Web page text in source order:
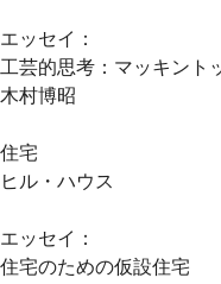
エッセイ：
工芸的思考：マッキント
木村博昭
住宅
ヒル・ハウス
エッセイ：
住宅のための仮設住宅